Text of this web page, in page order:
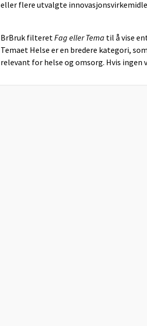
eller flere utvalgte
BrBruk filteretFag eller Tema til å vise
Temaet Helse er en bredere kategori,
relevant for helse og omsorg. Hvis